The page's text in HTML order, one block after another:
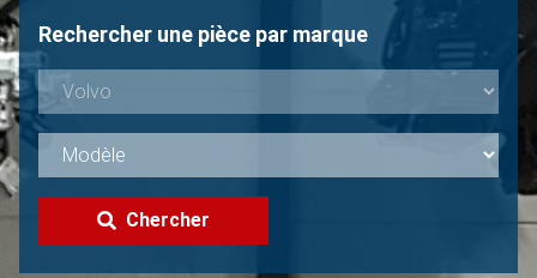
Rechercher une pièce par marque
Chercher